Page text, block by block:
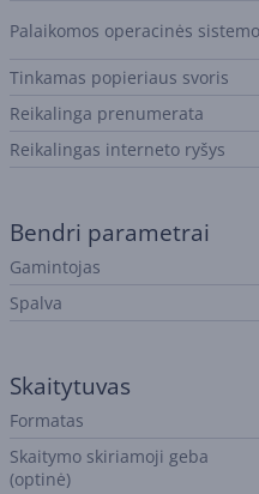
Palaikomos operacinės
Tinkamas popieriaus svoris
Reikalinga prenumerata
Reikalingas interneto ryšys
Bendri parametrai
Gamintojas
Spalva
Skaitytuvas
Formatas
Skaitymo skiriamoji geba
(optinė)